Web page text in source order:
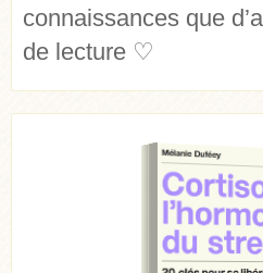
connaissances que
de lecture ♡